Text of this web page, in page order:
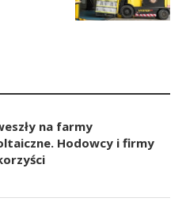
na farmy
Hodowcy i firmy